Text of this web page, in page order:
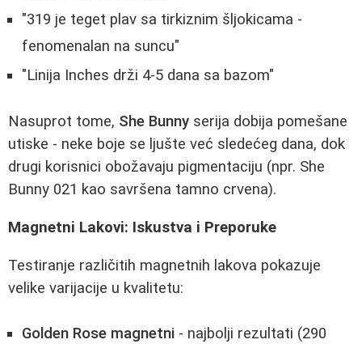
"319 je teget plav sa tirkiznim šljokicama -
fenomenalan na suncu"
"Linija Inches drži 4-5 dana sa bazom"
Nasuprot tome, She Bunny serija dobija pomešane
utiske - neke boje se ljušte već sledećeg dana, dok
drugi korisnici obožavaju pigmentaciju (npr. She
Bunny 021 kao savršena tamno crvena).
Magnetni Lakovi: Iskustva i Preporuke
Testiranje različitih magnetnih lakova pokazuje
velike varijacije u kvalitetu:
Golden Rose magnetni - najbolji rezultati (290